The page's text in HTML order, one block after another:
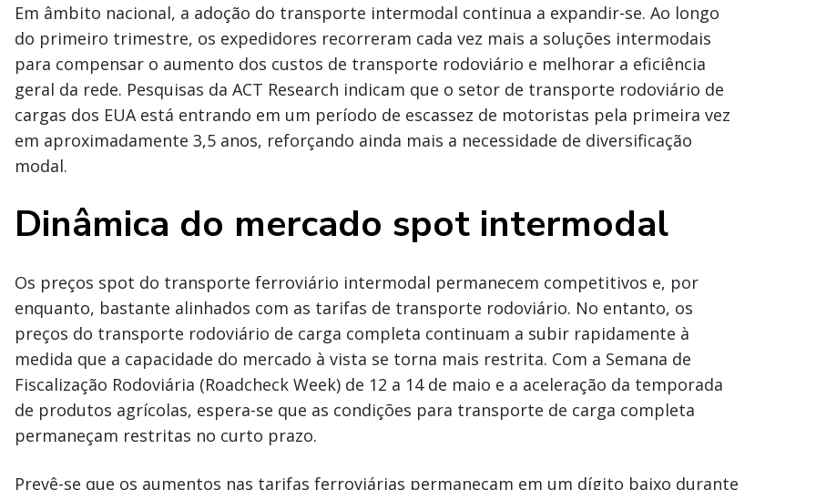
Em âmbito nacional, a adoção do transporte intermodal continua a expandir-se. Ao longo
do primeiro trimestre, os expedidores recorreram cada vez mais a soluções intermodais
para compensar o aumento dos custos de transporte rodoviário e melhorar a eficiência
geral da rede. Pesquisas da ACT Research indicam que o setor de transporte rodoviário de
cargas dos EUA está entrando em um período de escassez de motoristas pela primeira vez
em aproximadamente 3,5 anos, reforçando ainda mais a necessidade de diversificação
modal.
Dinâmica do mercado spot intermodal
Os preços spot do transporte ferroviário intermodal permanecem competitivos e, por
enquanto, bastante alinhados com as tarifas de transporte rodoviário. No entanto, os
preços do transporte rodoviário de carga completa continuam a subir rapidamente à
medida que a capacidade do mercado à vista se torna mais restrita. Com a Semana de
Fiscalização Rodoviária (Roadcheck Week) de 12 a 14 de maio e a aceleração da temporada
de produtos agrícolas, espera-se que as condições para transporte de carga completa
permaneçam restritas no curto prazo.
Prevê-se que os aumentos nas tarifas ferroviárias permaneçam em um dígito baixo durante